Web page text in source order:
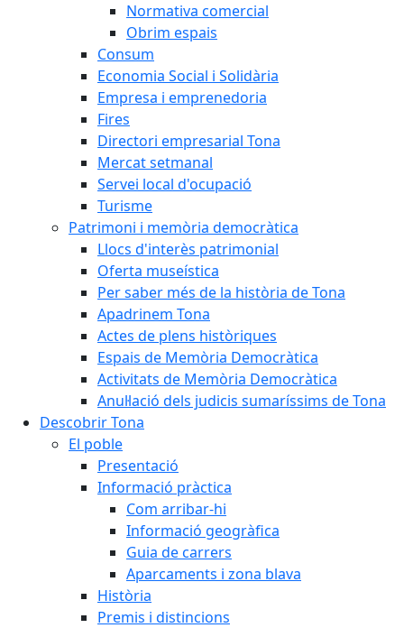
Normativa comercial
Obrim espais
Consum
Economia Social i Solidària
Empresa i emprenedoria
Fires
Directori empresarial Tona
Mercat setmanal
Servei local d'ocupació
Turisme
Patrimoni i memòria democràtica
Llocs d'interès patrimonial
Oferta museística
Per saber més de la història de Tona
Apadrinem Tona
Actes de plens històriques
Espais de Memòria Democràtica
Activitats de Memòria Democràtica
Anul·lació dels judicis sumaríssims de Tona
Descobrir Tona
El poble
Presentació
Informació pràctica
Com arribar-hi
Informació geogràfica
Guia de carrers
Aparcaments i zona blava
Història
Premis i distincions